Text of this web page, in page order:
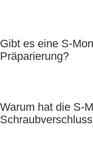
Gibt es eine S-
Präparierung?
Warum hat die S-